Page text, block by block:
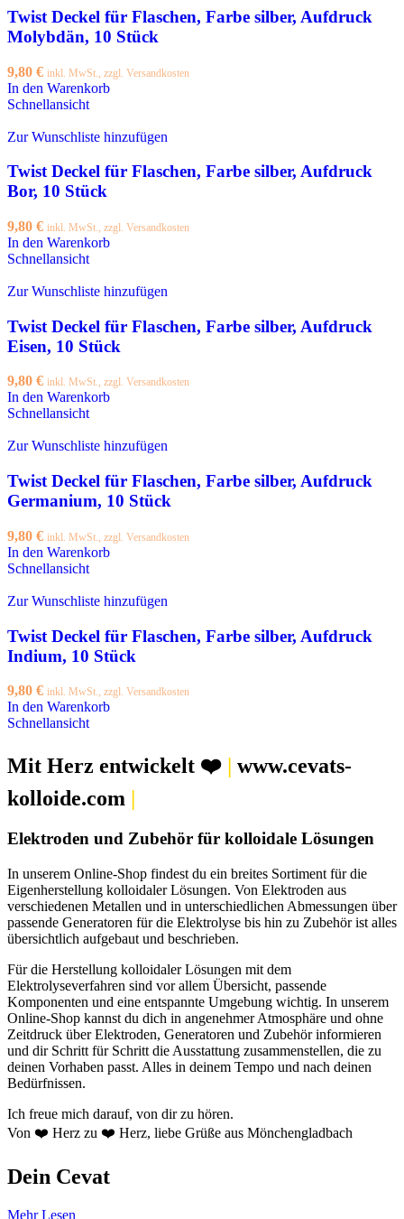
Twist Deckel für Flaschen, Farbe silber, Aufdruck
Molybdän, 10 Stück
9,80 € inkl. MwSt., zzgl. Versandkosten
In den Warenkorb
Schnellansicht
Zur Wunschliste hinzufügen
Twist Deckel für Flaschen, Farbe silber, Aufdruck
Bor, 10 Stück
9,80 € inkl. MwSt., zzgl. Versandkosten
In den Warenkorb
Schnellansicht
Zur Wunschliste hinzufügen
Twist Deckel für Flaschen, Farbe silber, Aufdruck
Eisen, 10 Stück
9,80 € inkl. MwSt., zzgl. Versandkosten
In den Warenkorb
Schnellansicht
Zur Wunschliste hinzufügen
Twist Deckel für Flaschen, Farbe silber, Aufdruck
Germanium, 10 Stück
9,80 € inkl. MwSt., zzgl. Versandkosten
In den Warenkorb
Schnellansicht
Zur Wunschliste hinzufügen
Twist Deckel für Flaschen, Farbe silber, Aufdruck
Indium, 10 Stück
9,80 € inkl. MwSt., zzgl. Versandkosten
In den Warenkorb
Schnellansicht
Mit Herz entwickelt ❤️
www.cevats-
kolloide.com
Elektroden und Zubehör für kolloidale Lösungen
In unserem Online-Shop findest du ein breites Sortiment für die
Eigenherstellung kolloidaler Lösungen. Von Elektroden aus
verschiedenen Metallen und in unterschiedlichen Abmessungen über
passende Generatoren für die Elektrolyse bis hin zu Zubehör ist alles
übersichtlich aufgebaut und beschrieben.
Für die Herstellung kolloidaler Lösungen mit dem
Elektrolyseverfahren sind vor allem Übersicht, passende
Komponenten und eine entspannte Umgebung wichtig. In unserem
Online-Shop kannst du dich in angenehmer Atmosphäre und ohne
Zeitdruck über Elektroden, Generatoren und Zubehör informieren
und dir Schritt für Schritt die Ausstattung zusammenstellen, die zu
deinen Vorhaben passt. Alles in deinem Tempo und nach deinen
Bedürfnissen.
Ich freue mich darauf, von dir zu hören.
Von ❤️ Herz zu ❤️ Herz, liebe Grüße aus Mönchengladbach
Dein Cevat
Mehr Lesen